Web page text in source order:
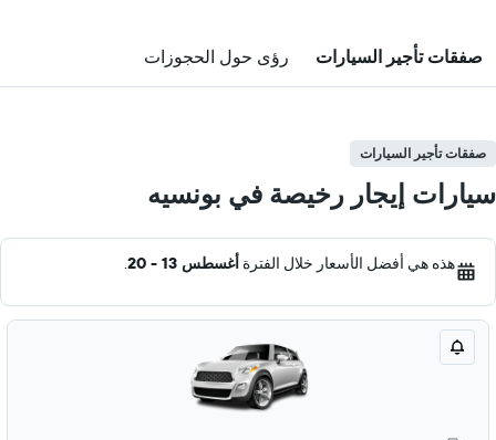
صفقات تأجير السيارات رؤى حول الحجوزات
صفقات تأجير السيارات
سيارات إيجار رخيصة في بونسيه
هذه هي أفضل الأسعار خلال الفترة أغسطس 13 - 20 .